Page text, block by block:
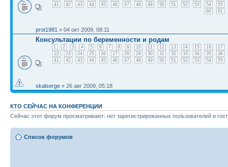
41
42 43 44 45 46 47 48 49 50 51 52 53 54
55
60
61
prot1981 » 04 окт 2009, 08:11
Консультации по беременности и родам
1 2 3 4 5 6 7 8 9 10 11 12 13 14 15 16
17
22
23 24 25 26 27 28 29 30 31 32 33 34 35
36
41
42 43 44 45 46 47 48 49 50 51 52 53 54 55
skalserge » 26 авг 2009, 05:18
КТО СЕЙЧАС НА КОНФЕРЕНЦИИ
Сейчас этот форум просматривают: нет зарегистрированных пользователей и
Список форумов